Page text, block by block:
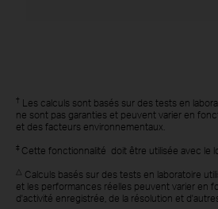
† Les calculs sont basés sur des tests en
ne sont pas garanties et peuvent varier en
et des facteurs environnementaux.
‡ Cette fonctionnalité doit être utilisée avec le
△ Calculs basés sur des tests en laboratoire
et les performances réelles peuvent varier en
d'activité enregistrée, de la résolution et